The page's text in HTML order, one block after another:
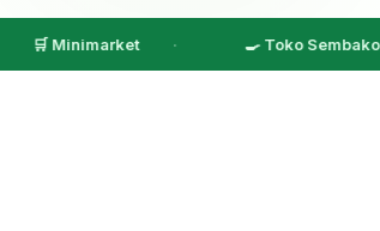
🍳 Toko Sembako